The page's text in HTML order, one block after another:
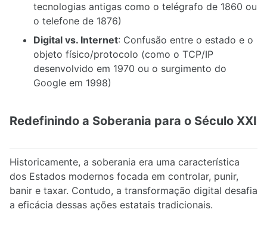
tecnologias antigas como o telégrafo de 1860 ou
o telefone de 1876)
Digital vs. Internet: Confusão entre o estado e o
objeto físico/protocolo (como o TCP/IP
desenvolvido em 1970 ou o surgimento do
Google em 1998)
Redefinindo a Soberania para o Século XXI
Historicamente, a soberania era uma característica
dos Estados modernos focada em controlar, punir,
banir e taxar. Contudo, a transformação digital desafia
a eficácia dessas ações estatais tradicionais.